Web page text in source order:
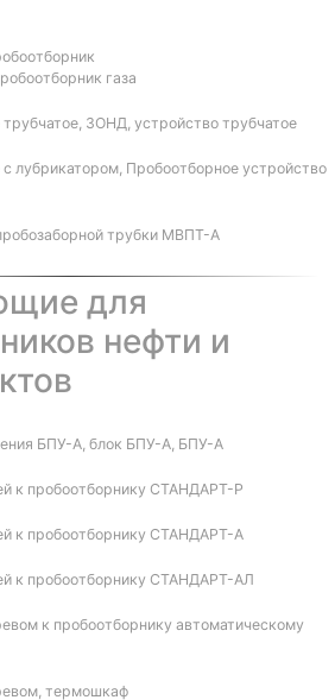
газа
ЗОНД, устройство трубчатое
лубрикатором, Пробоотборное устройство
трубки МВПТ-А
для
нефти и
БПУ-А, блок БПУ-А, БПУ-А
к пробоотборнику СТАНДАРТ-Р
к пробоотборнику СТАНДАРТ-А
к пробоотборнику СТАНДАРТ-АЛ
к пробоотборнику автоматическому
термошкаф